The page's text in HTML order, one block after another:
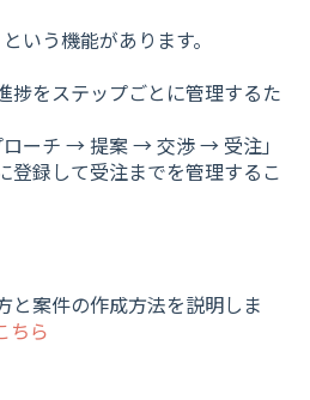
いう機能があります。
捗をステップごとに管理するた
ーチ → 提案 → 交渉 → 受注」
登録して受注までを管理するこ
と案件の作成方法を説明しま
ちら